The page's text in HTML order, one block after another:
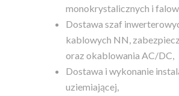
monokrystalicznych i
Dostawa szaf
kablowych NN,
oraz okablowania AC/DC,
Dostawa i wykonanie
uziemiającej,